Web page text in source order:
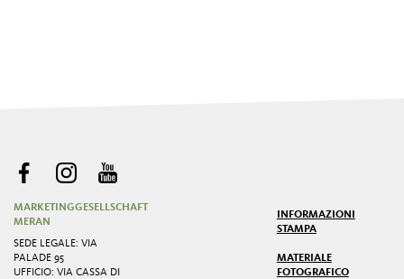
MARKETINGGESELLSCHAFT
MERAN
SEDE LEGALE: VIA
PALADE 95
UFFICIO: VIA CASSA DI
INFORMAZIONI
STAMPA
MATERIALE
FOTOGRAFICO